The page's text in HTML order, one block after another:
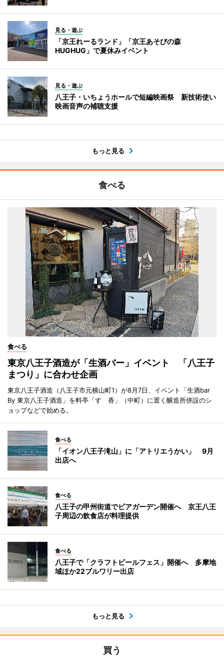
見る・遊ぶ
「京王れーるランド」「京王あそびの森
HUGHUG」で夏休みイベント
見る・遊ぶ
八王子・いちょうホールで短編映画祭 新技術使い
映画音声の補聴支援
もっと見る
食べる
食べる
東京八王子酒造が「生酒バー」イベント 「八王子
まつり」に合わせ企画
東京八王子酒造（八王子市元横山町1）が8月7日、イベント「生酒bar
By 東京八王子酒造」を料亭「すゞ香」（中町）に置く醸造所併設のシ
ョップなどで始める。
食べる
「イオン八王子滝山」に「アトリエうかい」 9月
出店へ
食べる
八王子の甲州街道でビアガーデン開催へ 京王八王
子周辺の飲食店が料理提供
食べる
八王子で「クラフトビールフェス」開催へ 多摩地
域ほか22ブルワリー出店
もっと見る
買う